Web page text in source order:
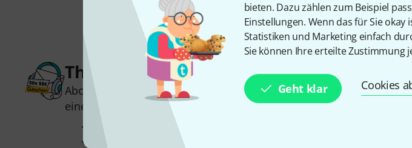
bieten. Dazu zählen zum Beispiel
Einstellungen. Wenn das für Sie
Statistiken und Marketing einfach
Sie können Ihre erteilte Zustimmung
Geht klar Cookies
Thomann Newsletter
Abonniere den Thomann Newsletter und gewinne mit etwas Glück
einen von
50 Gutscheinen über jeweils50€!
Inspirierende Beiträge